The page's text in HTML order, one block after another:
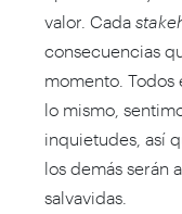
valor. Cada
consecuencias
momento. Todos
lo mismo,
inquietudes, así
los demás serán
salvavidas.